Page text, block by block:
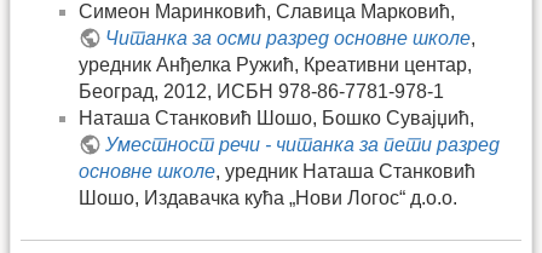
Симеон Маринковић, Славица Марковић,
Читанка за осми разред основне школе,
уредник Анђелка Ружић, Креативни центар,
Београд, 2012, ИСБН 978-86-7781-978-1
Наташа Станковић Шошо, Бошко Сувајџић,
Уместност речи - читанка за пети разред
основне школе, уредник Наташа Станковић
Шошо, Издавачка кућа „Нови Логос“ д.о.о.